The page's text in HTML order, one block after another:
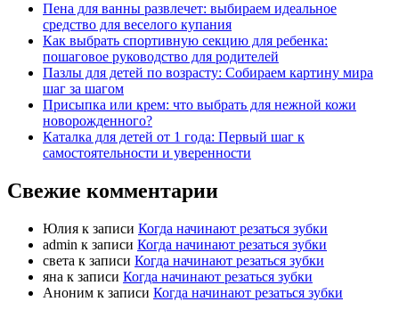
Пена для ванны развлечет: выбираем идеальное
средство для веселого купания
Как выбрать спортивную секцию для ребенка:
пошаговое руководство для родителей
Пазлы для детей по возрасту: Собираем картину мира
шаг за шагом
Присыпка или крем: что выбрать для нежной кожи
новорожденного?
Каталка для детей от 1 года: Первый шаг к
самостоятельности и уверенности
Свежие комментарии
Юлия к записи Когда начинают резаться зубки
admin к записи Когда начинают резаться зубки
света к записи Когда начинают резаться зубки
яна к записи Когда начинают резаться зубки
Аноним к записи Когда начинают резаться зубки